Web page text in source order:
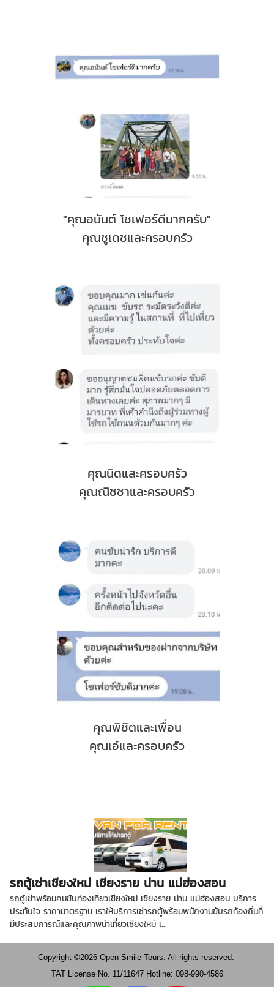
"คุณอนันต์ โชเฟอร์ดีมากครับ"
คุณชูเดชและครอบครัว
คุณนิดและครอบครัว
คุณณิชชาและครอบครัว
คุณพิชิตและเพื่อน
คุณเอ๋และครอบครัว
รถตู้เช่าเชียงใหม่ เชียงราย น่าน แม่ฮ่องสอน
รถตู้เช่าพร้อมคนขับท่องเที่ยวเชียงใหม่ เชียงราย น่าน แม่ฮ่องสอน บริการ
ประทับใจ ราคามาตรฐาน เราให้บริการเช่ารถตู้พร้อมพนักงานขับรถท้องถิ่นที่
มีประสบการณ์และคุณภาพนำเที่ยวเชียงใหม่ เ...
Copyright ©2026 Open Smile Tours. All rights reserved.
TAT License No. 11/11647 Hotline: 098-990-4586